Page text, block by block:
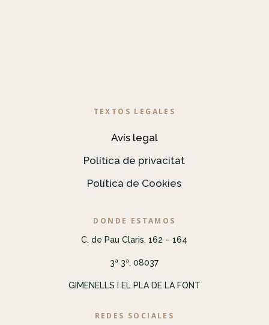
TEXTOS LEGALES
Avís legal
Política de privacitat
Política de Cookies
DONDE ESTAMOS
C. de Pau Claris, 162 – 164
3ª 3ª, 08037
GIMENELLS I EL PLA DE LA FONT
REDES SOCIALES